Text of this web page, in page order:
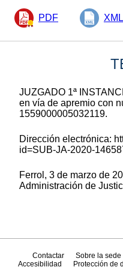
PDF XML
JUZGADO 1ª
en vía de apremio con
1559000005032119.
Dirección electrónica:
id=SUB-JA-2020-
Ferrol, 3 de marzo de
Administración de
Contactar Sobre la
Accesibilidad
Protección de